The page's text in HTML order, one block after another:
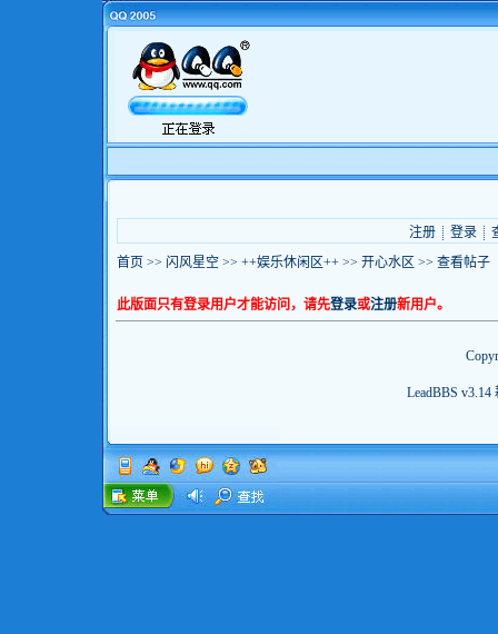
注册 登录
首页 >> 闪风星空 >> ++娱乐休闲区++ >> 开心水区 >> 查看帖子
此版面只有登录用户才能访问，请先登录或注册新用户。
LeadBBS v3.14